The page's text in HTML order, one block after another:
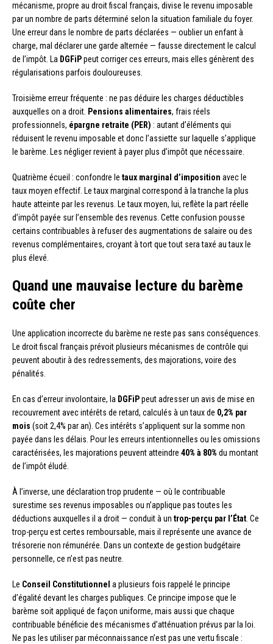
mécanisme, propre au droit fiscal français, divise le revenu imposable
par un nombre de parts déterminé selon la situation familiale du foyer.
Une erreur dans le nombre de parts déclarées — oublier un enfant à
charge, mal déclarer une garde alternée — fausse directement le calcul
de l’impôt. La DGFiPpeut corriger ces erreurs, mais elles génèrent des
régularisations parfois douloureuses.
Troisième erreur fréquente : ne pas déduire les charges déductibles
auxquelles on a droit. Pensions alimentaires, frais réels
professionnels, épargne retraite (PER) : autant d’éléments qui
réduisent le revenu imposable et donc l’assiette sur laquelle s’applique
le barème. Les négliger revient à payer plus d’impôt que nécessaire.
Quatrième écueil : confondre le taux marginal d’imposition avec le
taux moyen effectif. Le taux marginal correspond à la tranche la plus
haute atteinte par les revenus. Le taux moyen, lui, reflète la part réelle
d’impôt payée sur l’ensemble des revenus. Cette confusion pousse
certains contribuables à refuser des augmentations de salaire ou des
revenus complémentaires, croyant à tort que tout sera taxé au taux le
plus élevé.
Quand une mauvaise lecture du barème
coûte cher
Une application incorrecte du barème ne reste pas sans conséquences.
Le droit fiscal français prévoit plusieurs mécanismes de contrôle qui
peuvent aboutir à des redressements, des majorations, voire des
pénalités.
En cas d’erreur involontaire, la DGFiPpeut adresser un avis de mise en
recouvrement avec intérêts de retard, calculés à un taux de 0,2% par
mois (soit 2,4% par an). Ces intérêts s’appliquent sur la somme non
payée dans les délais. Pour les erreurs intentionnelles ou les omissions
caractérisées, les majorations peuvent atteindre 40% à 80% du montant
de l’impôt éludé.
À l’inverse, une déclaration trop prudente — où le contribuable
surestime ses revenus imposables ou n’applique pas toutes les
déductions auxquelles il a droit — conduit à un trop-perçu par l’État . Ce
trop-perçu est certes remboursable, mais il représente une avance de
trésorerie non rémunérée. Dans un contexte de gestion budgétaire
personnelle, ce n’est pas neutre.
Le Conseil Constitutionnel a plusieurs fois rappelé le principe
d’égalité devant les charges publiques. Ce principe impose que le
barème soit appliqué de façon uniforme, mais aussi que chaque
contribuable bénéficie des mécanismes d’atténuation prévus par la loi.
Ne pas les utiliser par méconnaissance n’est pas une vertu fiscale :